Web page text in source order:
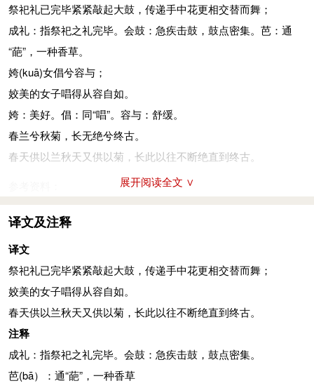
祭祀礼已完毕紧紧敲起大鼓，传递手中花更相交替而舞；
成礼：指祭祀之礼完毕。会鼓：急疾击鼓，鼓点密集。芭：通
“葩”，一种香草。
姱(kuā)女倡兮容与；
姣美的女子唱得从容自如。
姱：美好。倡：同“唱”。容与：舒缓。
春兰兮秋菊，长无绝兮终古。
春天供以兰秋天又供以菊，长此以往不断绝直到终古。
785-786
2、郭沫若．郭沫若全集，卷二：人民文学出版社，1982年10
月：341-342
展开阅读全文 ∨
译文及注释
译文
祭祀礼已完毕紧紧敲起大鼓，传递手中花更相交替而舞；
姣美的女子唱得从容自如。
春天供以兰秋天又供以菊，长此以往不断绝直到终古。
注释
成礼：指祭祀之礼完毕。会鼓：急疾击鼓，鼓点密集。
芭(bā）：通“葩”，一种香草